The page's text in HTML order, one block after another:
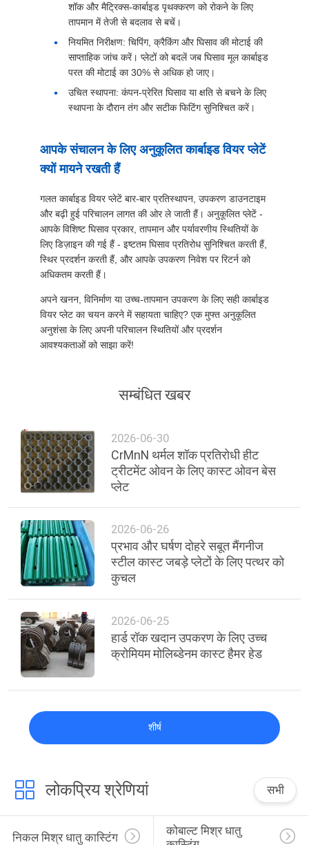
शॉक और मैट्रिक्स-कार्बाइड पृथक्करण को रोकने के लिए
तापमान में तेजी से बदलाव से बचें।
नियमित निरीक्षण: चिपिंग, क्रैकिंग और घिसाव की मोटाई की
साप्ताहिक जांच करें। प्लेटों को बदलें जब घिसाव मूल कार्बाइड
परत की मोटाई का 30% से अधिक हो जाए।
उचित स्थापना: कंपन-प्रेरित घिसाव या क्षति से बचने के लिए
स्थापना के दौरान तंग और सटीक फिटिंग सुनिश्चित करें।
आपके संचालन के लिए अनुकूलित कार्बाइड वियर प्लेटें
क्यों मायने रखती हैं
गलत कार्बाइड वियर प्लेटें बार-बार प्रतिस्थापन, उपकरण डाउनटाइम
और बढ़ी हुई परिचालन लागत की ओर ले जाती हैं। अनुकूलित प्लेटें -
आपके विशिष्ट घिसाव प्रकार, तापमान और पर्यावरणीय स्थितियों के
लिए डिज़ाइन की गई हैं - इष्टतम घिसाव प्रतिरोध सुनिश्चित करती हैं,
स्थिर प्रदर्शन करती हैं, और आपके उपकरण निवेश पर रिटर्न को
अधिकतम करती हैं।
अपने खनन, विनिर्माण या उच्च-तापमान उपकरण के लिए सही कार्बाइड
वियर प्लेट का चयन करने में सहायता चाहिए? एक मुफ्त अनुकूलित
अनुशंसा के लिए अपनी परिचालन स्थितियों और प्रदर्शन
आवश्यकताओं को साझा करें!
सम्बंधित खबर
2026-06-30
CrMnN थर्मल शॉक प्रतिरोधी हीट
ट्रीटमेंट ओवन के लिए कास्ट ओवन बेस
प्लेट
2026-06-26
प्रभाव और घर्षण दोहरे सबूत मैंगनीज
स्टील कास्ट जबड़े प्लेटों के लिए पत्थर को
कुचल
2026-06-25
हार्ड रॉक खदान उपकरण के लिए उच्च
क्रोमियम मोलिब्डेनम कास्ट हैमर हेड
शीर्ष
लोकप्रिय श्रेणियां सभी
निकल मिश्र धातु कास्टिंग
कोबाल्ट मिश्र धातु